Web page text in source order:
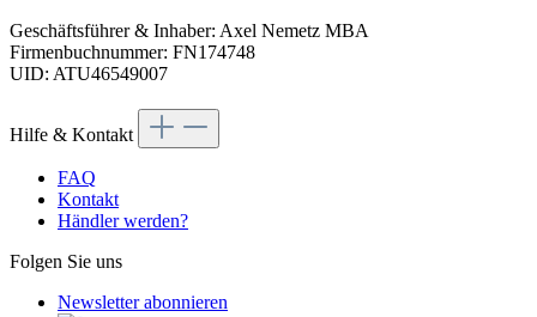
Geschäftsführer & Inhaber: Axel Nemetz MBA
Firmenbuchnummer: FN174748
UID: ATU46549007
Hilfe & Kontakt
FAQ
Kontakt
Händler werden?
Folgen Sie uns
Newsletter abonnieren